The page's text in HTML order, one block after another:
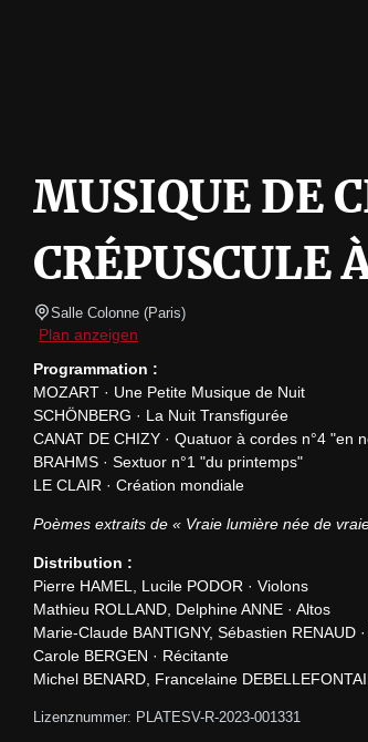
MUSIQUE DE
CRÉPUSCULE
Salle Colonne (Paris)
Plan anzeigen
Programmation :
MOZART · Une Petite Musique de Nuit
SCHÖNBERG · La Nuit Transfigurée
CANAT DE CHIZY · Quatuor à cordes n°4 "en
BRAHMS · Sextuor n°1 "du printemps"
LE CLAIR · Création mondiale
Poèmes extraits de « Vraie lumière née de
Distribution :
Pierre HAMEL, Lucile PODOR · Violons
Mathieu ROLLAND, Delphine ANNE · Altos
Marie-Claude BANTIGNY, Sébastien RENAUD
Carole BERGEN · Récitante
Michel BENARD, Francelaine
Lizenznummer: PLATESV-R-2023-001331